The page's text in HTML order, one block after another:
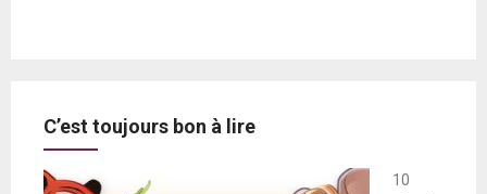
C’est toujours bon à lire
10